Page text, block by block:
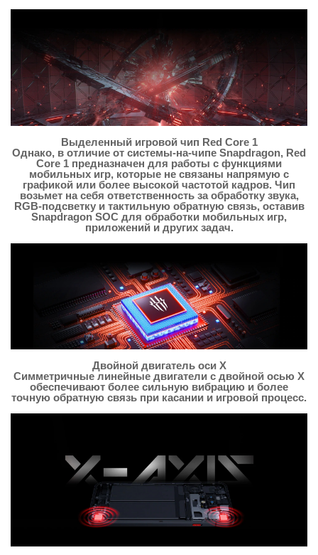
Выделенный игровой чип Red Core 1
Однако, в отличие от системы-на-чипе Snapdragon, Red
Core 1 предназначен для работы с функциями
мобильных игр, которые не связаны напрямую с
графикой или более высокой частотой кадров. Чип
возьмет на себя ответственность за обработку звука,
RGB-подсветку и тактильную обратную связь, оставив
Snapdragon SOC для обработки мобильных игр,
приложений и других задач.
Двойной двигатель оси X
Симметричные линейные двигатели с двойной осью X
обеспечивают более сильную вибрацию и более
точную обратную связь при касании и игровой процесс.